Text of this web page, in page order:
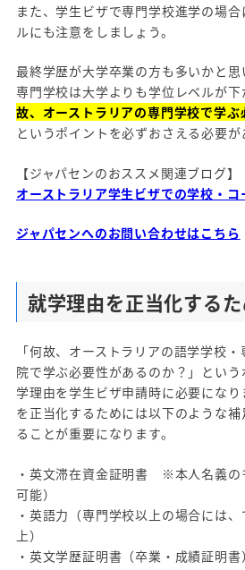
また、学生ビザで専門学校進学の場
ルにも注意をしましょう。
最終学歴が大学卒業の方も多いかと思
専門学校は大学よりも学位レベルが下
故、オーストラリアの専門学校で学ぶ
というポイントを必ずおさえる必要が
【ジャパセンのおススメ関連ブログ】
オーストラリア学生ビザでの学校・コ
ジャパセンへのお問い合わせはこちら
就学理由を正当化する
「何故、オーストラリアの語学学校
院で学ぶ必要性があるのか？」とい
学理由を学生ビザ申請時に必要にな
を正当化するためには以下のような
ることが重要になります。
・英文滞在資金証明書 ※本人名義の
可能）
・英語力（専門学校以上の場合には
上）
・英文学歴証明書（卒業・成績証明書）